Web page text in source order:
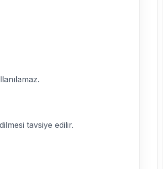
tavsiye edilir.